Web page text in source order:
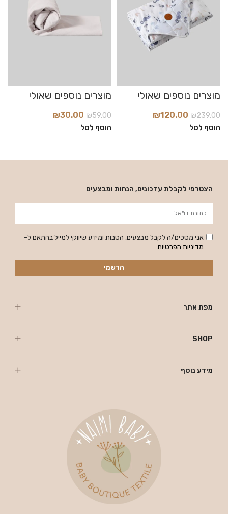
₪239.00
₪120.00
הוסף לסל
₪59.00
₪30.00
הוסף לסל
מפת אתר
SHOP
מידע נוסף
הצטרפי לקבלת עדכונים, הנחות ומבצעים
אני מסכים/ה לקבל מבצעים, הטבות ומידע שיווקי למייל בהתאם ל-
מדיניות הפרטיות
הרשמי